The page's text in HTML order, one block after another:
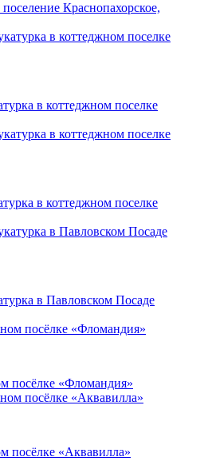
Краснопахорское,
в коттеджном поселке
в коттеджном поселке
в Павловском Посаде
посёлке «Фломандия»
посёлке «Аквавилла»